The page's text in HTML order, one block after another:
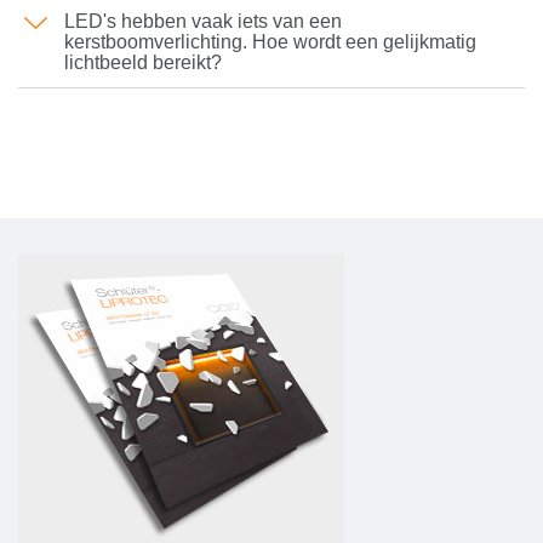
LED's hebben vaak iets van een
kerstboomverlichting. Hoe wordt een gelijkmatig
lichtbeeld bereikt?